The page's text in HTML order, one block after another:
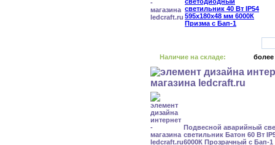
Наличие на складе: более
Подвесной аварийный
светильник Батон 60 Вт
6000К Прозрачный с Бап-1